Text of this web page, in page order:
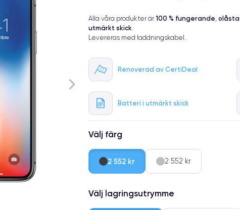
Alla våra produkter är 100 % fungerande olåsta
utmärkt skick
Levereras med laddningskabel.
Renoverad av CertiDeal
Batteri i utmärkt skick
Välj färg
2 552 kr 2 552 kr
Välj lagringsutrymme